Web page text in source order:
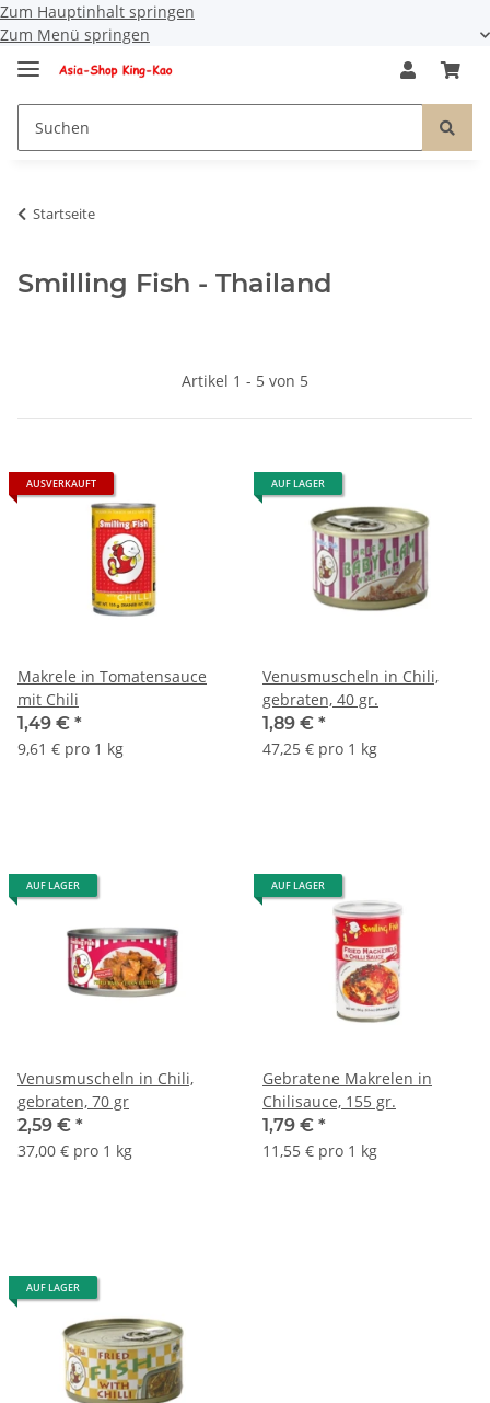
Zum Hauptinhalt springen
Zum Menü springen
Startseite
Smilling Fish - Thailand
Artikel 1 - 5 von 5
AUSVERKAUFT
Makrele in Tomatensauce
mit Chili
1,49 € *
9,61 € pro 1 kg
AUF LAGER
Venusmuscheln in Chili,
gebraten, 40 gr.
1,89 € *
47,25 € pro 1 kg
AUF LAGER
Venusmuscheln in Chili,
gebraten, 70 gr
2,59 € *
37,00 € pro 1 kg
AUF LAGER
Gebratene Makrelen in
Chilisauce, 155 gr.
1,79 € *
11,55 € pro 1 kg
AUF LAGER